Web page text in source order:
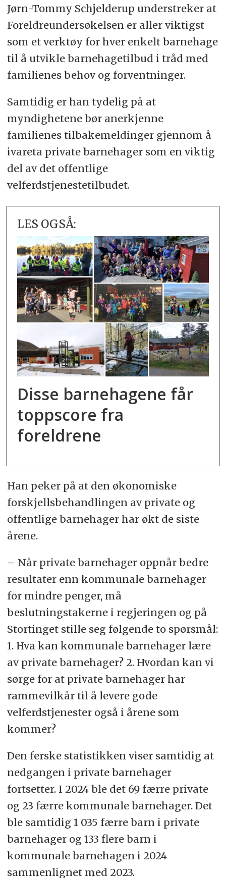
Jørn-Tommy Schjelderup understreker at
Foreldreundersøkelsen er aller viktigst
som et verktøy for hver enkelt barnehage
til å utvikle barnehagetilbud i tråd med
familienes behov og forventninger.
Samtidig er han tydelig på at
myndighetene bør anerkjenne
familienes tilbakemeldinger gjennom å
ivareta private barnehager som en viktig
del av det offentlige
velferdstjenestetilbudet.
LES OGSÅ:
Disse barnehagene får
toppscore fra
foreldrene
Han peker på at den økonomiske
forskjellsbehandlingen av private og
offentlige barnehager har økt de siste
årene.
– Når private barnehager oppnår bedre
resultater enn kommunale barnehager
for mindre penger, må
beslutningstakerne i regjeringen og på
Stortinget stille seg følgende to spørsmål:
1. Hva kan kommunale barnehager lære
av private barnehager? 2. Hvordan kan vi
sørge for at private barnehager har
rammevilkår til å levere gode
velferdstjenester også i årene som
kommer?
Den ferske statistikken viser samtidig at
nedgangen i private barnehager
fortsetter. I 2024 ble det 69 færre private
og 23 færre kommunale barnehager. Det
ble samtidig 1 035 færre barn i private
barnehager og 133 flere barn i
kommunale barnehagen i 2024
sammenlignet med 2023.